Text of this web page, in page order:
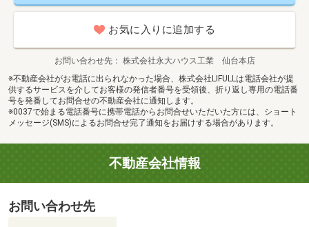
お気に入りに追加する
お問い合わせ先
株式会社永大ハウス工業 仙台本店
※不動産会社がお電話に出られなかった場合、株式会社LIFULLは電話会社が提
供するサービスを介してお客様の発信者番号を受領後、折り返し専用の電話番
号を発番してお問合せの不動産会社に通知します。
※0037で始まる電話番号に携帯電話からお問合せいただいた方には、ショート
メッセージ(SMS)によるお問合せ完了通知をお届けする場合があります。
不動産会社情報
お問い合わせ先